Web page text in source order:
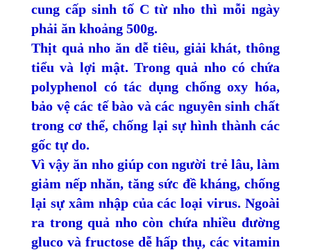
cung cấp sinh tố C từ nho thì mỗi ngày
phải ăn khoảng 500g.
Thịt quả nho ăn dễ tiêu, giải khát, thông
tiểu và lợi mật. Trong quả nho có chứa
polyphenol có tác dụng chống oxy hóa,
bảo vệ các tế bào và các nguyên sinh chất
trong cơ thể, chống lại sự hình thành các
gốc tự do.
Vì vậy ăn nho giúp con người trẻ lâu, làm
giảm nếp nhăn, tăng sức đề kháng, chống
lại sự xâm nhập của các loại virus. Ngoài
ra trong quả nho còn chứa nhiều đường
gluco và fructose dễ hấp thụ, các vitamin